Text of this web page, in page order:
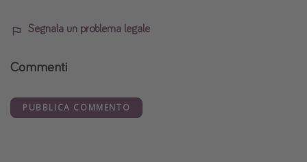
Segnala un problema legale
Commenti
PUBBLICA COMMENTO